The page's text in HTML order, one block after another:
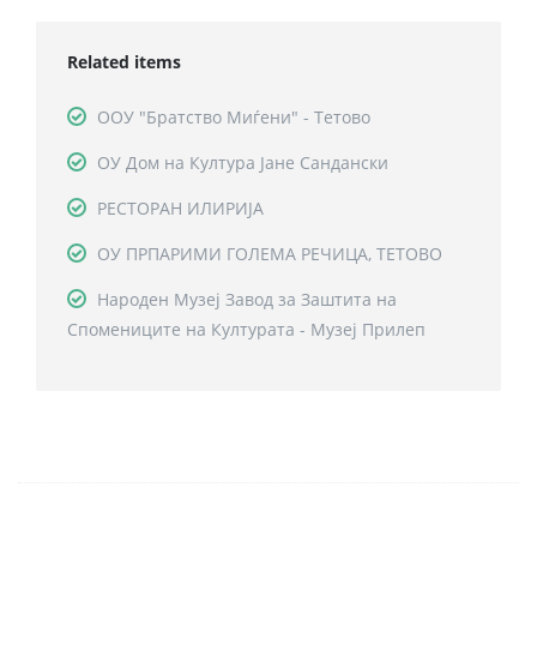
Related items
ООУ "Братство Миѓени" - Тетово
ОУ Дом на Култура Јане Сандански
РЕСТОРАН ИЛИРИЈА
ОУ ПРПАРИМИ ГОЛЕМА РЕЧИЦА, ТЕТОВО
Народен Музеј Завод за Заштита на
Спомениците на Културата - Музеј Прилеп